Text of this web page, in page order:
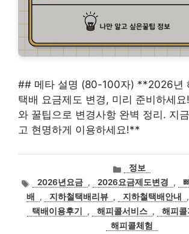
## 메타 설명 (80-100자) **2026년
택배 요금제도 변경, 미리 준비하세
와 꿀팁으로 변경사항 완벽 정리. 지
고 현명하게 이용하세요!**
카
테
고
리
정보
태
그
2026년요금 , 2026요금제도변경 ,
배
, 지하철택배리뷰 , 지하철택배안내 ,
택배이용후기
, 해피콜서비스 , 해피콜
해피콜체험